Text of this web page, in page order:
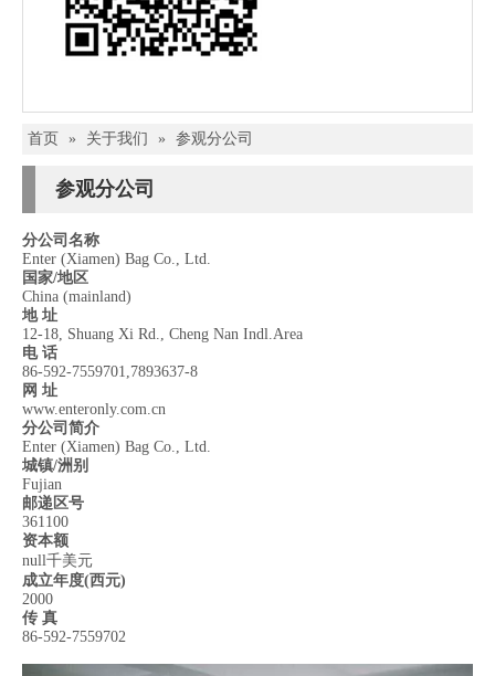
首页 » 关于我们 » 参观分公司
参观分公司
分公司名称
Enter (Xiamen) Bag Co., Ltd.
国家/地区
China (mainland)
地 址
12-18, Shuang Xi Rd., Cheng Nan Indl.Area
电 话
86-592-7559701,7893637-8
网 址
www.enteronly.com.cn
分公司简介
Enter (Xiamen) Bag Co., Ltd.
城镇/洲别
Fujian
邮递区号
361100
资本额
null千美元
成立年度(西元)
2000
传 真
86-592-7559702